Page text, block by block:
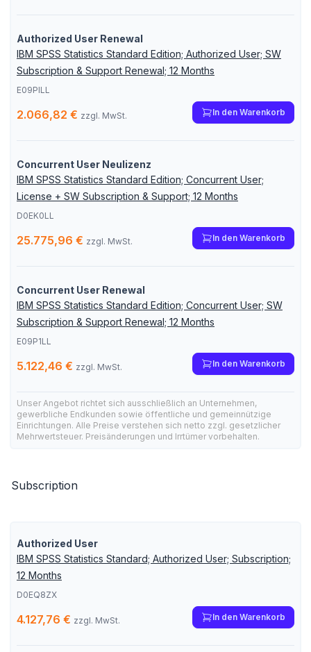
Authorized User Renewal
IBM SPSS Statistics Standard Edition; Authorized User; SW
Subscription & Support Renewal; 12 Months
E09PILL
2.066,82 € zzgl. MwSt. In den Warenkorb
Concurrent User Neulizenz
IBM SPSS Statistics Standard Edition; Concurrent User;
License + SW Subscription & Support; 12 Months
D0EK0LL
25.775,96 € zzgl. MwSt. In den Warenkorb
Concurrent User Renewal
IBM SPSS Statistics Standard Edition; Concurrent User; SW
Subscription & Support Renewal; 12 Months
E09P1LL
5.122,46 € zzgl. MwSt. In den Warenkorb
Unser Angebot richtet sich ausschließlich an Unternehmen,
gewerbliche Endkunden sowie öffentliche und gemeinnützige
Einrichtungen. Alle Preise verstehen sich netto zzgl. gesetzlicher
Mehrwertsteuer. Preisänderungen und Irrtümer vorbehalten.
Subscription
Authorized User
IBM SPSS Statistics Standard; Authorized User; Subscription;
12 Months
D0EQ8ZX
4.127,76 € zzgl. MwSt. In den Warenkorb